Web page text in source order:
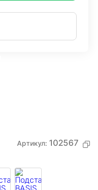
Артикул: 102567